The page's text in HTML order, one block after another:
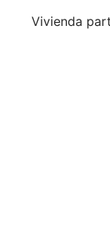
Vivienda